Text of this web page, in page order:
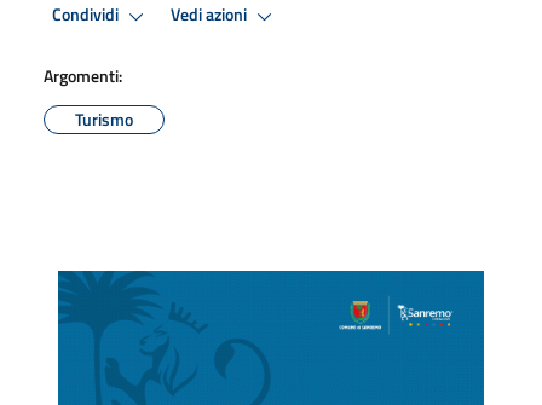
Condividi Vedi azioni
Argomenti:
Turismo